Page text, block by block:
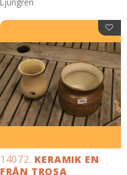
14072. KERAMIK EN
FRÅN TROSA